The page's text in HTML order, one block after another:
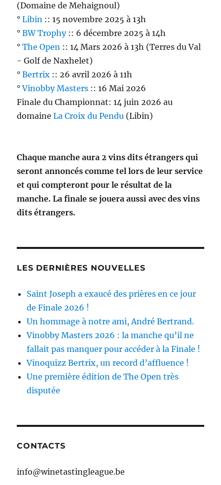
de
Verviers
(Domaine de Mehaignoul)
°Libin :: 15 novembre 2025 à 13h
°BW Trophy:: 6 décembre 2025 à 14h
°The Open :: 14 Mars 2026 à 13h (Terres du Val
- Golf de Naxhelet)
°Bertrix :: 26 avril 2026 à 11h
°Vinobby Masters :: 16 Mai 2026
Finale du Championnat: 14 juin 2026 au
domaineLa Croix du Pendu (Libin)
Chaque manche aura 2 vins dits étrangers qui
seront annoncés comme tel lors de leur service
et qui compteront pour le résultat de la
manche. La finale se jouera aussi avec des vins
dits étrangers.
LES DERNIÈRES NOUVELLES
Saint Joseph a exaucé des prières en ce jour
de Finale 2026 !
Un hommage à notre ami, André Bertrand.
Vinobby Masters 2026 : la manche qu’il ne
fallait pas manquer pour accéder à la Finale !
Vinoquizz Bertrix, un record d’affluence !
Une première édition de The Open très
disputée
CONTACTS
info@winetastingleague.be